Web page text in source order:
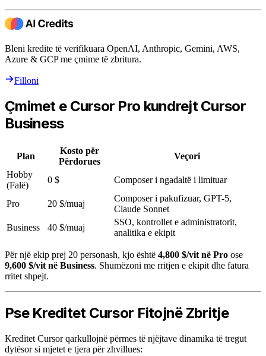
Bleni kredite të verifikuara OpenAI, Anthropic, Gemini, AWS,
Azure & GCP me çmime të zbritura.
Filloni
Çmimet e Cursor Pro kundrejt Cursor
Business
Plan
Kosto për
Përdorues
Veçori
Hobby
(Falë)
0 $ Composer i ngadaltë i limituar
Pro 20 $/muaj
Composer i pakufizuar, GPT-5,
Claude Sonnet
Business
40 $/muaj
SSO, kontrollet e administratorit,
analitika e ekipit
Për një ekip prej 20 personash, kjo është 4,800 $/vit në Pro ose
9,600 $/vit në Business. Shumëzoni me rritjen e ekipit dhe fatura
rritet shpejt.
Pse Kreditet Cursor Fitojnë Zbritje
Kreditet Cursor qarkullojnë përmes të njëjtave dinamika të tregut
dytësor si mjetet e tjera për zhvillues: